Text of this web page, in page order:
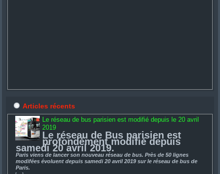
Articles récents
Le réseau de bus parisien est modifié depuis le 20 avril
2019
Le réseau de Bus parisien est
profondément modifié depuis
samedi 20 avril 2019.
Paris viens de lancer son nouveau réseau de bus. Près de 50 lignes
modifées évoluent depuis samedi 20 avril 2019 sur le réseau de bus de
Paris.